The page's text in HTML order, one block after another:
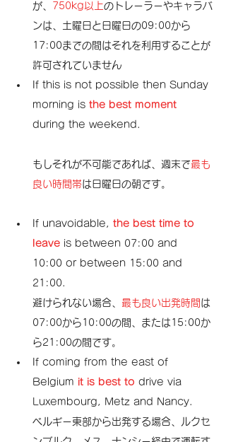
が、
750kg以上のトレーラーやキャラバ
ンは、土曜日と日曜日の09:00から
17:00までの間はそれを利用することが
許可されていません
If this is not possible then Sunday
morning is the best moment
during the weekend.
もしそれが不可能であれば、週末で最も
良い時間帯は日曜日の朝です。
If unavoidable, the best time to
leave is between 07:00 and
10:00 or between 15:00 and
21:00.
避けられない場合、 最も良い出発時間 は
07:00から10:00の間、または15:00か
ら21:00の間です。
If coming from the east of
Belgium it is best to drive via
Luxembourg, Metz and Nancy.
ベルギー東部から出発する場合、ルクセ